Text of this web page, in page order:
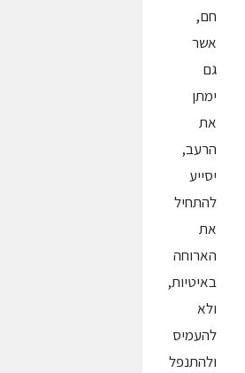
חם,
אשר
גם
ימתן
את
הרעב,
יסייע
להתחיל
את
הארוחה
באיטיות,
ולא
להעמיס
ולהתנפל